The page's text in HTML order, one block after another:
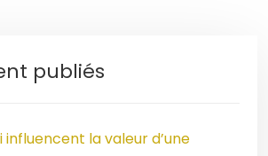
publiés
influencent la valeur d’une